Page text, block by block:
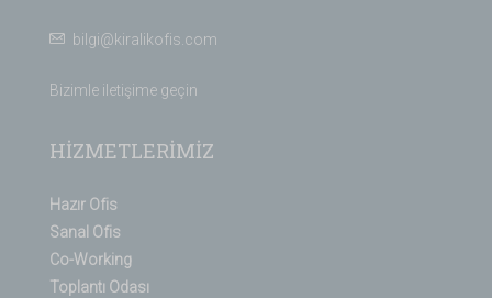
bilgi@kiralikofis.com
Bizimle iletişime geçin
HİZMETLERİMİZ
Hazır Ofis
Sanal Ofis
Co-Working
Toplantı Odası